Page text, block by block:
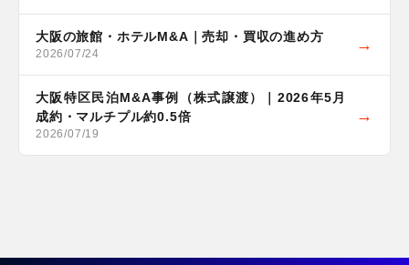
大阪の旅館・ホテルM&A｜売却・買収の進め方
2026/07/24
大阪特区民泊M&A事例（株式譲渡）｜2026年5月
成約・マルチプル約0.5倍
2026/07/19